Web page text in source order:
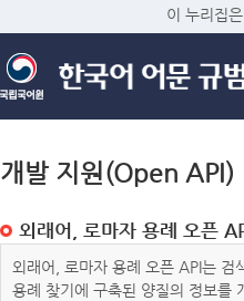
이 누리집
개발 지원(Open API)
외래어, 로마자 용례 오픈
외래어, 로마자 용례 오픈 API는 검
용례 찾기에 구축된 양질의 정보를